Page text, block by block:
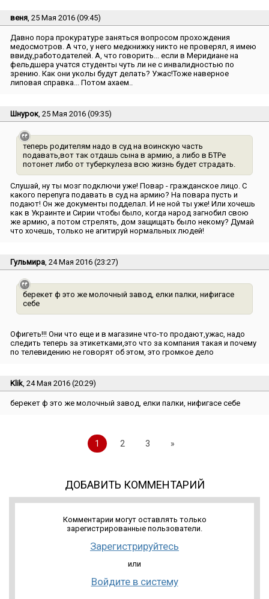
веня, 25 Мая 2016 (09:45)
Давно пора прокуратуре заняться вопросом прохождения
медосмотров. А что, у него медкнижку никто не проверял, я имею
ввиду,работодателей. А, что говорить... если в Меридиане на
фельдшера учатся студенты чуть ли не с инвалидностью по
зрению. Как они уколы будут делать? Ужас!Тоже наверное
липовая справка... Потом ахаем..
Шнурок, 25 Мая 2016 (09:35)
теперь родителям надо в суд на воинскую часть
подавать,вот так отдашь сына в армию, а либо в БТРе
потонет либо от туберкулеза всю жизнь будет страдать.
Слушай, ну ты мозг подключи уже! Повар - гражданское лицо. С
какого перепуга подавать в суд на армию? На повара пусть и
подают! Он же документы подделал. И не ной ты уже! Или хочешь
как в Украинте и Сирии чтобы было, когда народ загнобил свою
же армию, а потом стрелять, дом защищать было некому? Думай
что хочешь, только не агитируй нормальных людей!
Гульмира, 24 Мая 2016 (23:27)
берекет ф это же молочный завод, елки палки, нифигасе
себе
Офигеть!!! Они что еще и в магазине что-то продают,ужас, надо
следить теперь за этикетками,это что за компания такая и почему
по телевидению не говорят об этом, это громкое дело
Klik, 24 Мая 2016 (20:29)
берекет ф это же молочный завод, елки палки, нифигасе себе
1 2 3 »
ДОБАВИТЬ КОММЕНТАРИЙ
Комментарии могут оставлять только
зарегистрированные пользователи.
Зарегистрируйтесь
или
Войдите в систему